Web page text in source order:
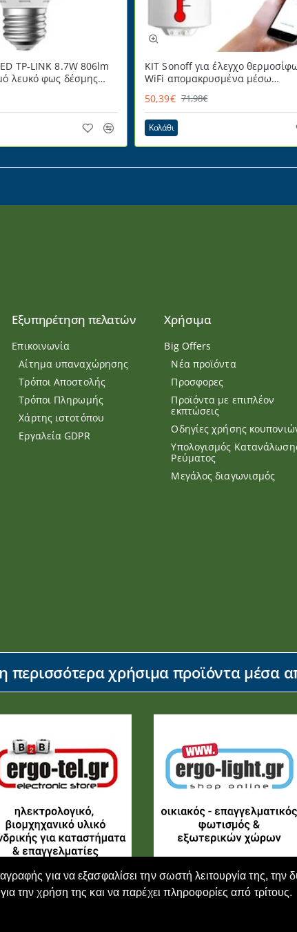
για να εξασφαλίσει την σωστή λειτουργία της, την
την χρήση της και να παρέχει πληροφορίες από τρίτους.
TP-LINK 8.7W 806lm
λευκό φως δέσμης
ΚΙΤ Sonoff για έλεγχο
WiFi απομακρυσμένα μέσω
50,39€ 71,98€
Καλάθι
Εξυπηρέτηση πελατών
Επικοινωνία
Αίτημα υπαναχώρησης
Τρόποι Αποστολής
Τρόποι Πληρωμής
Χάρτης ιστοτόπου
Εργαλεία GDPR
Χρήσιμα
Big Offers
Νέα προϊόντα
Προσφορες
Προϊόντα με επιπλέον
εκπτώσεις
Οδηγίες χρήσης
Υπολογισμός
Ρεύματος
Μεγάλος διαγωνισμός
χρήσιμα προϊόντα μέσα